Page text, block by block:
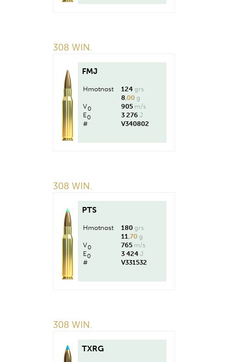
308 WIN.
FMJ
Hmotnost 124 grs
8,00 g
V0 905 m/s
E0 3 276 J
#
V340802
308 WIN.
PTS
Hmotnost 180 grs
11,70 g
V0 765 m/s
E0 3 424 J
#
V331532
308 WIN.
TXRG